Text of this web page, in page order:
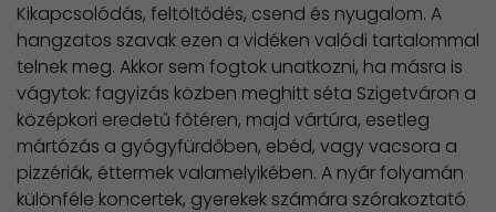
Kikapcsolódás, feltöltődés, csend és nyugalom. A
hangzatos szavak ezen a vidéken valódi tartalommal
telnek meg. Akkor sem fogtok unatkozni, ha másra is
vágytok: fagyizás közben meghitt séta Szigetváron a
középkori eredetű főtéren, majd vártúra, esetleg
mártózás a gyógyfürdőben, ebéd, vagy vacsora a
pizzériák, éttermek valamelyikében. A nyár folyamán
különféle koncertek, gyerekek számára szórakoztató